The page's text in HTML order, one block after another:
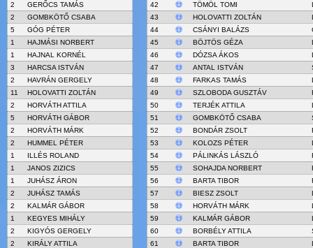
2
GERŐCS TAMÁS
2
GOMBKÖTŐ CSABA
5
GÓG PÉTER
1
HAJMÁSI NORBERT
1
HAJNAL KORNÉL
3
HARCSA ISTVÁN
2
HAVRÁN GERGELY
11
HOLOVATTI ZOLTÁN
2
HORVÁTH ATTILA
5
HORVÁTH GÁBOR
2
HORVÁTH MÁRK
2
HUMMEL PÉTER
1
ILLÉS ROLAND
1
JANOS ZIZICS
1
JUHÁSZ ÁRON
2
JUHÁSZ TAMÁS
2
KALMÁR GÁBOR
1
KEGYES MIHÁLY
2
KIGYÓS GERGELY
2
KIRÁLY ATTILA
42
TÖMÖL TOMI
43
HOLOVATTI ZOLTÁN
44
CSÁNYI BALÁZS
45
BÖJTÖS GÉZA
46
DÓZSA ÁKOS
47
ANTAL ISTVÁN
48
FARKAS TAMÁS
49
SZLOBODA GUSZTÁV
50
TERJÉK ATTILA
51
GOMBKÖTŐ CSABA
52
BONDÁR ZSOLT
53
KOLOZS PÉTER
54
PÁLINKÁS LÁSZLÓ
55
SOHAJDA NORBERT
56
BARTA TIBOR
57
BIESZ ZSOLT
58
HORVÁTH MÁRK
59
KALMÁR GÁBOR
60
BORBÉLY ATTILA
61
BARTA TIBOR